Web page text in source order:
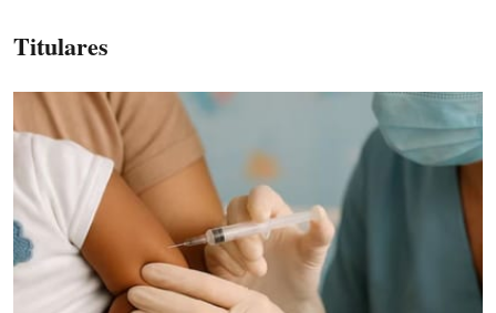
Titulares